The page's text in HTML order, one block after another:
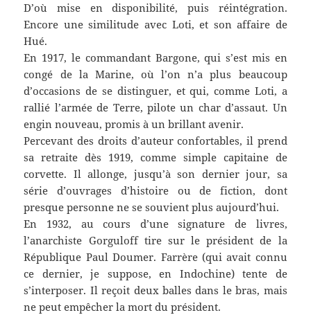
D’où mise en disponibilité, puis réintégration.
Encore une similitude avec Loti, et son affaire de
Hué.
En 1917, le commandant Bargone, qui s’est mis en
congé de la Marine, où l’on n’a plus beaucoup
d’occasions de se distinguer, et qui, comme Loti, a
rallié l’armée de Terre, pilote un char d’assaut. Un
engin nouveau, promis à un brillant avenir.
Percevant des droits d’auteur confortables, il prend
sa retraite dès 1919, comme simple capitaine de
corvette. Il allonge, jusqu’à son dernier jour, sa
série d’ouvrages d’histoire ou de fiction, dont
presque personne ne se souvient plus aujourd’hui.
En 1932, au cours d’une signature de livres,
l’anarchiste Gorguloff tire sur le président de la
République Paul Doumer. Farrère (qui avait connu
ce dernier, je suppose, en Indochine) tente de
s’interposer. Il reçoit deux balles dans le bras, mais
ne peut empêcher la mort du président.